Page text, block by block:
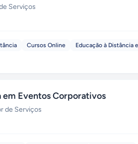
Serviços
Cursos Online
Educação à Distância
em Eventos Corporativos
de Serviços